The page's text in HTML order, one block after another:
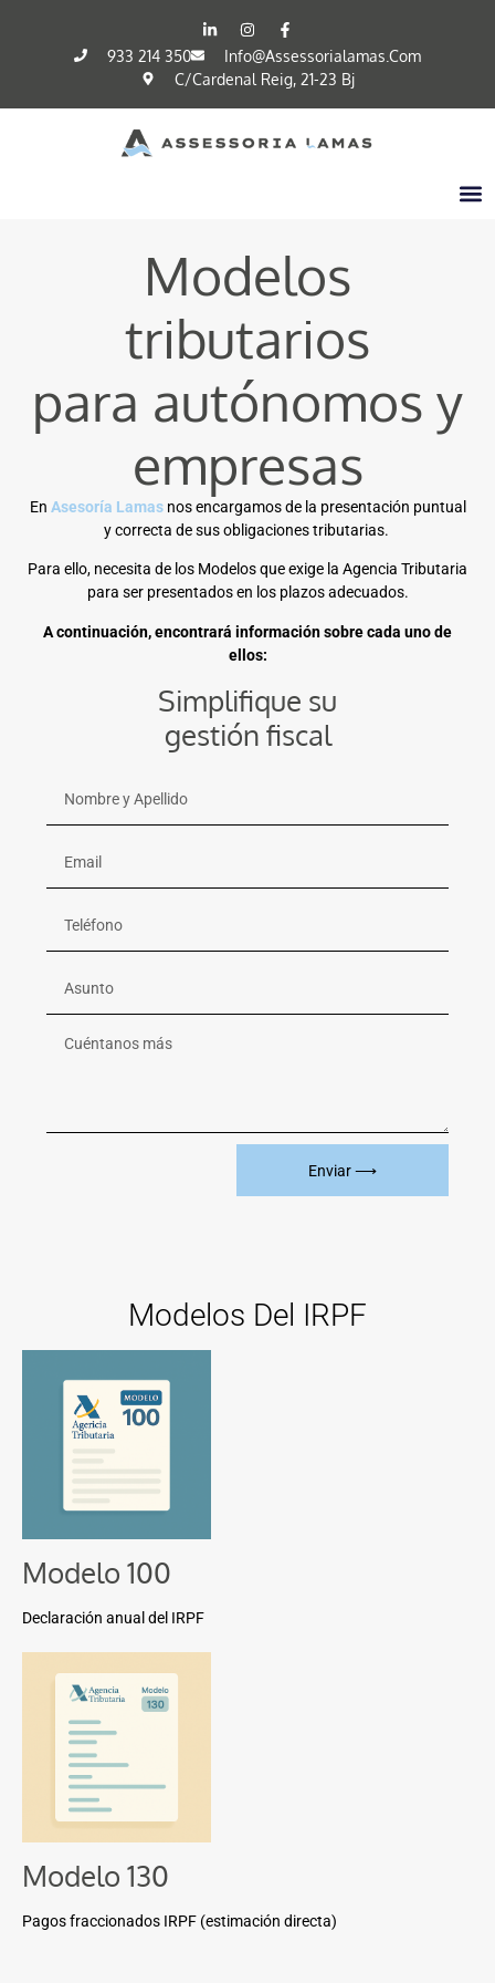
933 214 350
Info@assessorialamas.com
C/cardenal Reig, 21-23 Bj
Modelos
tributarios
para autónomos y
empresas
En Asesoría Lamasnos encargamos de la presentación puntual
y correcta de sus obligaciones tributarias.
Para ello, necesita de los Modelos que exige la Agencia Tributaria
para ser presentados en los plazos adecuados.
A continuación, encontrará información sobre cada uno de
ellos:
Simplifique su
gestión fiscal
Enviar ⟶
Modelos Del IRPF
Modelo 100
Declaración anual del IRPF
Modelo 130
Pagos fraccionados IRPF (estimación directa)